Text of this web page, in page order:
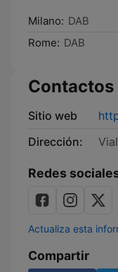
Milano: DAB
Rome: DAB
Contactos
Sitio web
Dirección:
Redes
Actualiza esta
Compartir